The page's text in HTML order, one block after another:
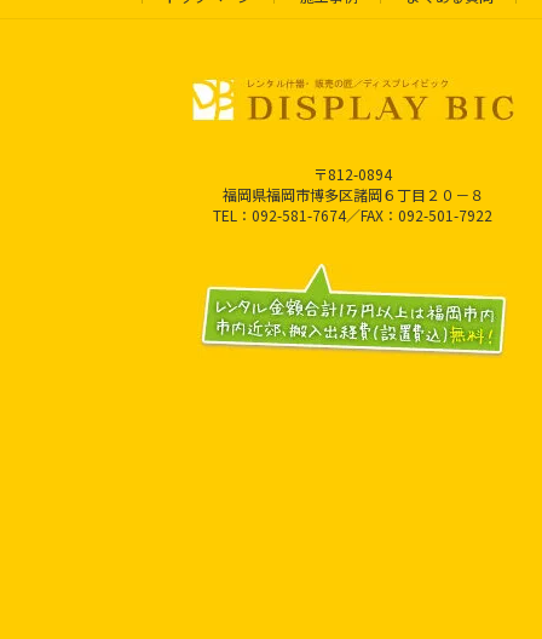
〒812-0894
福岡県福岡市博多区諸岡６丁目２０－８
TEL：092-581-7674／FAX：092-501-7922